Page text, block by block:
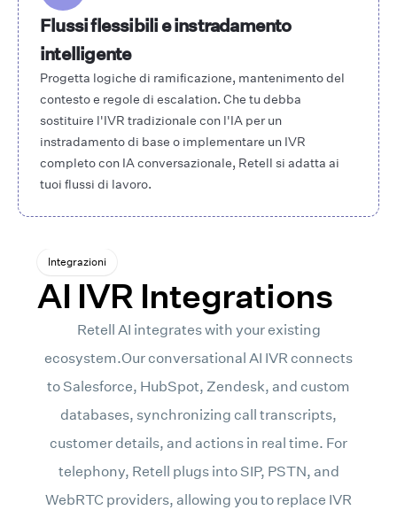
Flussi flessibili e instradamento
intelligente
Progetta logiche di ramificazione, mantenimento del
contesto e regole di escalation. Che tu debba
sostituire l'IVR tradizionale con l'IA per un
instradamento di base o implementare un IVR
completo con IA conversazionale, Retell si adatta ai
tuoi flussi di lavoro.
Integrazioni
AI IVR Integrations
Retell AI integrates with your existing
ecosystem.Our conversational AI IVR connects
to Salesforce, HubSpot, Zendesk, and custom
databases, synchronizing call transcripts,
customer details, and actions in real time. For
telephony, Retell plugs into SIP, PSTN, and
WebRTC providers, allowing you to replace IVR
LLM personalizzato
Vonage
Twilio